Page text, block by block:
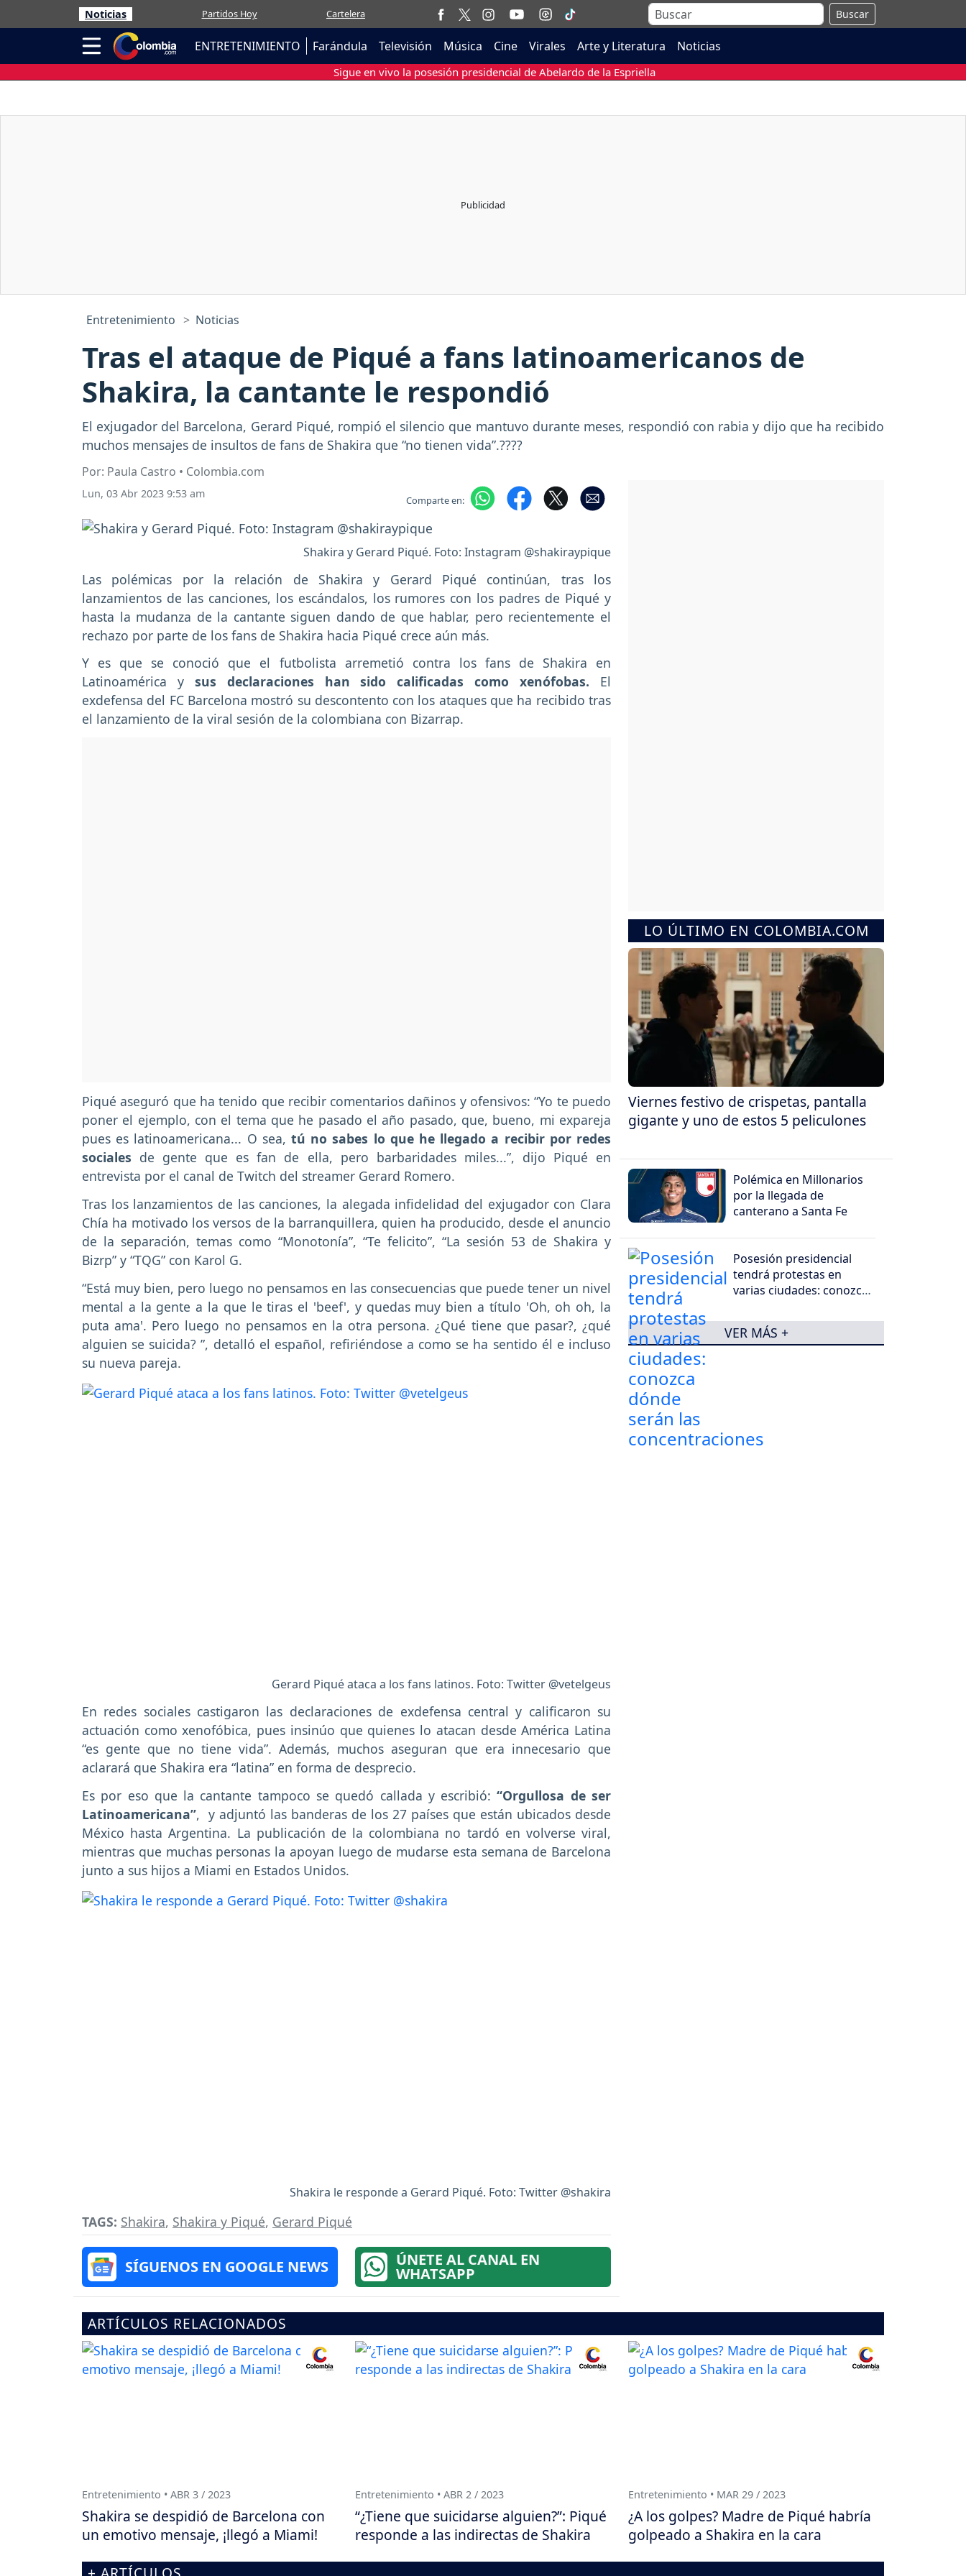
Noticias Partidos Hoy Cartelera Buscar
ENTRETENIMIENTO Farándula Televisión Música Cine Virales Arte y Literatura Noticias
Sigue en vivo la posesión presidencial de Abelardo de la Espriella
Entretenimiento Noticias
Tras el ataque de Piqué a fans latinoamericanos de
Shakira, la cantante le respondió
El exjugador del Barcelona, Gerard Piqué, rompió el silencio que mantuvo durante meses, respondió con rabia y dijo que ha recibido
muchos mensajes de insultos de fans de Shakira que “no tienen vida”.????
Por: Paula Castro • Colombia.com
Lun, 03 Abr 2023 9:53 am Comparte en:
Shakira y Gerard Piqué. Foto: Instagram @shakiraypique
Las polémicas por la relación de Shakira y Gerard Piqué continúan, tras los
lanzamientos de las canciones, los escándalos, los rumores con los padres de Piqué y
hasta la mudanza de la cantante siguen dando de que hablar, pero recientemente el
rechazo por parte de los fans de Shakira hacia Piqué crece aún más.
Y es que se conoció que el futbolista arremetió contra los fans de Shakira en
Latinoamérica y sus declaraciones han sido calificadas como xenófobas. El
exdefensa del FC Barcelona mostró su descontento con los ataques que ha recibido tras
el lanzamiento de la viral sesión de la colombiana con Bizarrap.
Piqué aseguró que ha tenido que recibir comentarios dañinos y ofensivos: “Yo te puedo
poner el ejemplo, con el tema que he pasado el año pasado, que, bueno, mi expareja
pues es latinoamericana... O sea, tú no sabes lo que he llegado a recibir por redes
sociales de gente que es fan de ella, pero barbaridades miles...”, dijo Piqué en
entrevista por el canal de Twitch del streamer Gerard Romero.
Tras los lanzamientos de las canciones, la alegada infidelidad del exjugador con Clara
Chía ha motivado los versos de la barranquillera, quien ha producido, desde el anuncio
de la separación, temas como “Monotonía”, “Te felicito”, “La sesión 53 de Shakira y
Bizrp” y “TQG” con Karol G.
“Está muy bien, pero luego no pensamos en las consecuencias que puede tener un nivel
mental a la gente a la que le tiras el 'beef', y quedas muy bien a título 'Oh, oh oh, la
puta ama'. Pero luego no pensamos en la otra persona. ¿Qué tiene que pasar?, ¿qué
alguien se suicida? ”, detalló el español, refiriéndose a como se ha sentido él e incluso
su nueva pareja.
Gerard Piqué ataca a los fans latinos. Foto: Twitter @vetelgeus
En redes sociales castigaron las declaraciones de exdefensa central y calificaron su
actuación como xenofóbica, pues insinúo que quienes lo atacan desde América Latina
“es gente que no tiene vida”. Además, muchos aseguran que era innecesario que
aclarará que Shakira era “latina” en forma de desprecio.
Es por eso que la cantante tampoco se quedó callada y escribió:“Orgullosa de ser
Latinoamericana”, y adjuntó las banderas de los 27 países que están ubicados desde
México hasta Argentina. La publicación de la colombiana no tardó en volverse viral,
mientras que muchas personas la apoyan luego de mudarse esta semana de Barcelona
junto a sus hijos a Miami en Estados Unidos.
Shakira le responde a Gerard Piqué. Foto: Twitter @shakira
TAGS: Shakira, Shakira y Piqué, Gerard Piqué
SÍGUENOS EN GOOGLE NEWS ÚNETE AL CANAL EN
WHATSAPP
LO ÚLTIMO EN COLOMBIA.COM
Viernes festivo de crispetas, pantalla
gigante y uno de estos 5 peliculones
Polémica en Millonarios
por la llegada de
canterano a Santa Fe
Posesión presidencial
tendrá protestas en
varias ciudades: conozca
concentraciones
VER MÁS +
ARTÍCULOS RELACIONADOS
Entretenimiento • ABR 3 / 2023
Shakira se despidió de Barcelona con
un emotivo mensaje, ¡llegó a Miami!
Entretenimiento • ABR 2 / 2023
“¿Tiene que suicidarse alguien?”: Piqué
responde a las indirectas de Shakira
Entretenimiento • MAR 29 / 2023
¿A los golpes? Madre de Piqué habría
golpeado a Shakira en la cara